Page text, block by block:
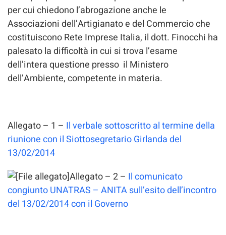
per cui chiedono l’abrogazione anche le
Associazioni dell’Artigianato e del Commercio che
costituiscono Rete Imprese Italia, il dott. Finocchi ha
palesato la difficoltà in cui si trova l’esame
dell’intera questione presso il Ministero
dell’Ambiente, competente in materia.
Allegato – 1 – Il verbale sottoscritto al termine della
riunione con il Siottosegretario Girlanda del
13/02/2014
Allegato – 2 – Il comunicato
congiunto UNATRAS – ANITA sull’esito dell’incontro
del 13/02/2014 con il Governo